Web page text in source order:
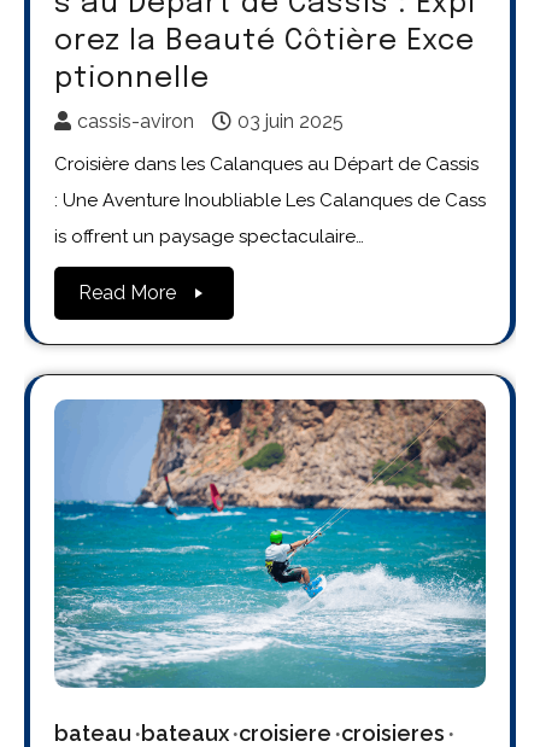
orez la Beauté Côtière Exce
ptionnelle
cassis-aviron 03 juin 2025
Croisière dans les Calanques au Départ de Cassis
: Une Aventure Inoubliable Les Calanques de Cass
is offrent un paysage spectaculaire…
Read More
bateau bateaux croisiere croisieres